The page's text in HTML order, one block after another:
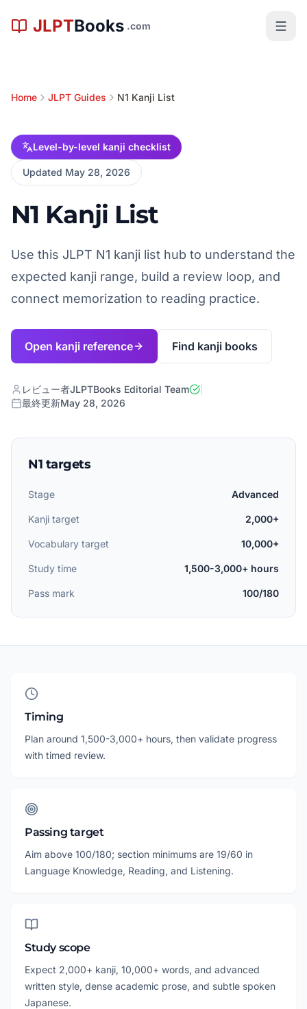
JLPTBooks .com
Home JLPT Guides N1 Kanji List
Level-by-level kanji checklist
Updated May 28, 2026
N1 Kanji List
Use this JLPT N1 kanji list hub to understand the
expected kanji range, build a review loop, and
connect memorization to reading practice.
Open kanji reference Find kanji books
レビュー者JLPTBooks Editorial Team
最終更新May 28, 2026
N1 targets
Stage Advanced
Kanji target 2,000+
Vocabulary target 10,000+
Study time 1,500-3,000+ hours
Pass mark 100/180
Timing
Plan around 1,500-3,000+ hours, then validate progress
with timed review.
Passing target
Aim above 100/180; section minimums are 19/60 in
Language Knowledge, Reading, and Listening.
Study scope
Expect 2,000+ kanji, 10,000+ words, and advanced
written style, dense academic prose, and subtle spoken
Japanese.